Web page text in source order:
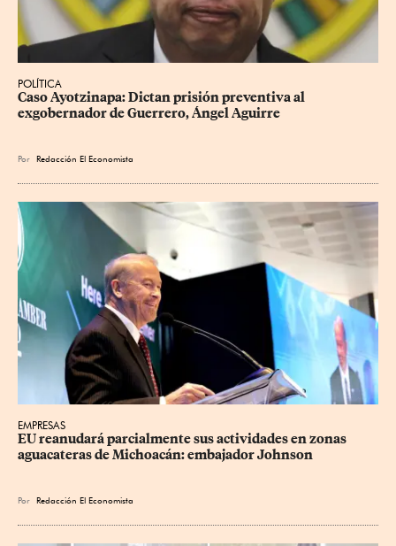
POLÍTICA
Caso Ayotzinapa: Dictan prisión preventiva al
exgobernador de Guerrero, Ángel Aguirre
Por Redacción El Economista
EMPRESAS
EU reanudará parcialmente sus actividades en zonas
aguacateras de Michoacán: embajador Johnson
Por Redacción El Economista